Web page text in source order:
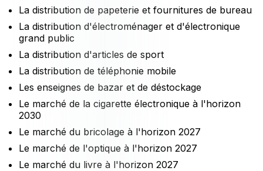
La distribution de papeterie et fournitures de bureau
La distribution d'électroménager et d'électronique
grand public
La distribution d'articles de sport
La distribution de téléphonie mobile
Les enseignes de bazar et de déstockage
Le marché de la cigarette électronique à l'horizon
2030
Le marché du bricolage à l'horizon 2027
Le marché de l'optique à l'horizon 2027
Le marché du livre à l'horizon 2027